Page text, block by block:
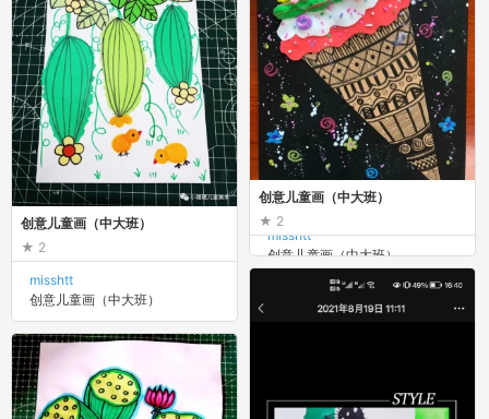
创意儿童画（中大班）
2
misshtt
创意儿童画（中大班）
创意儿童画（中大班）
2
misshtt
创意儿童画（中大班）